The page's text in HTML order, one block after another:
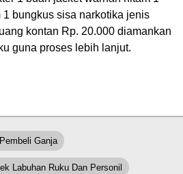
1 bungkus sisa narkotika jenis
kontan Rp. 20.000 diamankan
guna proses lebih lanjut.
Ganja
Labuhan Ruku Dan Personil